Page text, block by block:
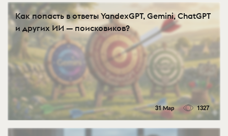
Как попасть в ответы YandexGPT, Gemini, ChatGPT
и других ИИ — поисковиков?
31 Мар 1327